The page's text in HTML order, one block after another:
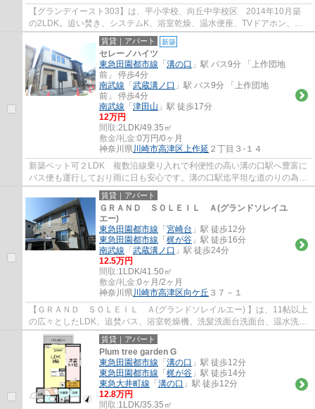
【グランデイースト303】は、平小学校、向丘中学校区 2014年10月築
の2LDK。追い焚き、システムK、浴室乾燥、温水便座、TVドアホン、都
市ガス、エアコン、洗髪洗面台など便利な設備を...
賃貸｜アパート 新築
セレーノハイツ
東急田園都市線 「 溝の口 」駅 バス9分 「上作団地
前」 停歩4分
南武線 「 武蔵溝ノ口 」駅 バス9分 「上作団地
前」 停歩4分
南武線 「 津田山 」駅 徒歩17分
12万円
間取:2LDK/49.35㎡
敷金/礼金:0万円/0ヶ月
神奈川県川崎市高津区上作延 ２丁目３-１４
新築ペット可２LDK 複数沿線乗り入れで利便性の高い溝の口駅へ豊富に
バス便も運行しており雨に日も安心です。溝の口駅迄平坦な道のりの為、
自転車で通勤通学やお買い物に出られる方が...
賃貸｜アパート
ＧＲＡＮＤ ＳＯＬＥＩＬ Ａ(グランドソレイユ
エー)
東急田園都市線 「 宮崎台 」駅 徒歩12分
東急田園都市線 「 梶が谷 」駅 徒歩16分
南武線 「 武蔵溝ノ口 」駅 徒歩24分
12.5万円
間取:1LDK/41.50㎡
敷金/礼金:0ヶ月/2ヶ月
神奈川県川崎市高津区向ケ丘 ３７－１
【ＧＲＡＮＤ ＳＯＬＥＩＬ Ａ(グランドソレイルエー) 】は、11帖以上
の広々としたLDK、追焚バス、浴室乾燥機、洗髪洗面台洗面台、温水洗浄
便座と設備が充実しております。ホームセ...
賃貸｜アパート
Plum tree garden G
東急田園都市線 「 溝の口 」駅 徒歩12分
東急田園都市線 「 梶が谷 」駅 徒歩14分
東急大井町線 「 溝の口 」駅 徒歩12分
12.8万円
間取:1LDK/35.35㎡